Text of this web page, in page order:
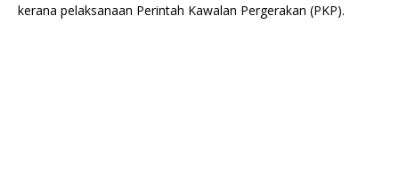
kerana pelaksanaan Perintah Kawalan Pergerakan (PKP).